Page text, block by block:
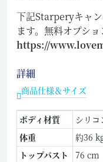
下記Starperyキャ
ます。無料オプショ
https://
詳細
商品仕様＆サイズ
ボディ材質 シリコ
体重
約36
トップバスト
76 cm